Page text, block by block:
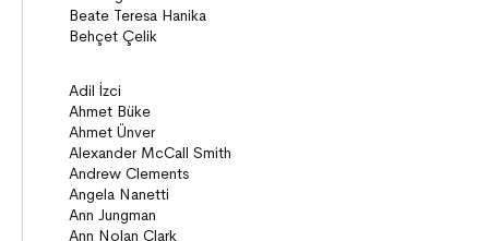
Behiç Ak Yetişkin Kitapları
Öykü